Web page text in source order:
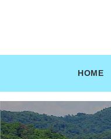
ン
ス
キ
ッ
ー
ン
に
移
HOME